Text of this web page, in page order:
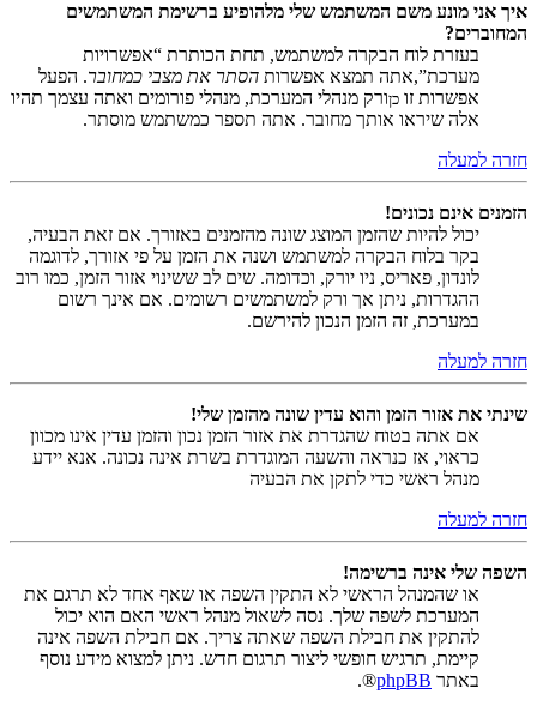
איך אני מונע משם המשתמש שלי מלהופיע ברשימת המשתמשים
המחוברים?
בעזרת לוח הבקרה למשתמש, תחת הכותרת “אפשרויות
מערכת”,אתה תמצא אפשרות הסתר את מצבי כמחובר. הפעל
אפשרות זו כןורק מנהלי המערכת, מנהלי פורומים ואתה עצמך תהיו
אלה שיראו אותך מחובר. אתה תספר כמשתמש מוסתר.
חזרה למעלה
הזמנים אינם נכונים!
יכול להיות שהזמן המוצג שונה מהזמנים באזורך. אם זאת הבעיה,
בקר בלוח הבקרה למשתמש ושנה את הזמן על פי אזורך, לדוגמה
לונדון, פאריס, ניו יורק, וכדומה. שים לב ששינוי אזור הזמן, כמו רוב
ההגדרות, ניתן אך ורק למשתמשים רשומים. אם אינך רשום
במערכת, זה הזמן הנכון להירשם.
חזרה למעלה
שינתי את אזור הזמן והוא עדין שונה מהזמן שלי!
אם אתה בטוח שהגדרת את אזור הזמן נכון והזמן עדין אינו מכוון
כראוי, אז כנראה והשעה המוגדרת בשרת אינה נכונה. אנא יידע
מנהל ראשי כדי לתקן את הבעיה
חזרה למעלה
השפה שלי אינה ברשימה!
או שהמנהל הראשי לא התקין השפה או שאף אחד לא תרגם את
המערכת לשפה שלך. נסה לשאול מנהל ראשי האם הוא יכול
להתקין את חבילת השפה שאתה צריך. אם חבילת השפה אינה
קיימת, תרגיש חופשי ליצור תרגום חדש. ניתן למצוא מידע נוסף
באתר phpBB
®.